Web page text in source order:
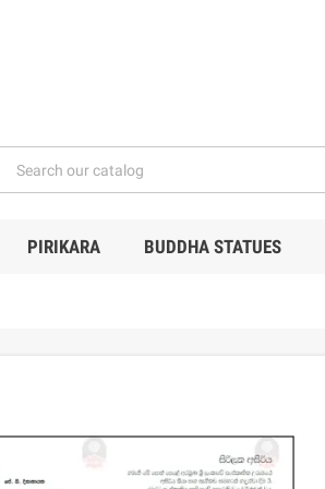
PIRIKARA BUDDHA STATUES